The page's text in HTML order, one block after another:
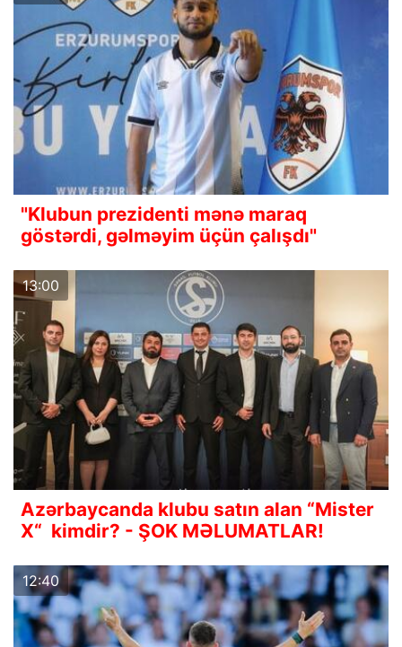
"Klubun prezidenti mənə maraq
göstərdi, gəlməyim üçün çalışdı"
13:00
Azərbaycanda klubu satın alan “Mister
X“ kimdir? - ŞOK MƏLUMATLAR!
12:40